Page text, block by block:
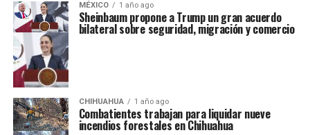
MÉXICO 1 año ago
Sheinbaum propone a Trump un gran acuerdo
bilateral sobre seguridad, migración y comercio
CHIHUAHUA 1 año ago
Combatientes trabajan para liquidar nueve
incendios forestales en Chihuahua